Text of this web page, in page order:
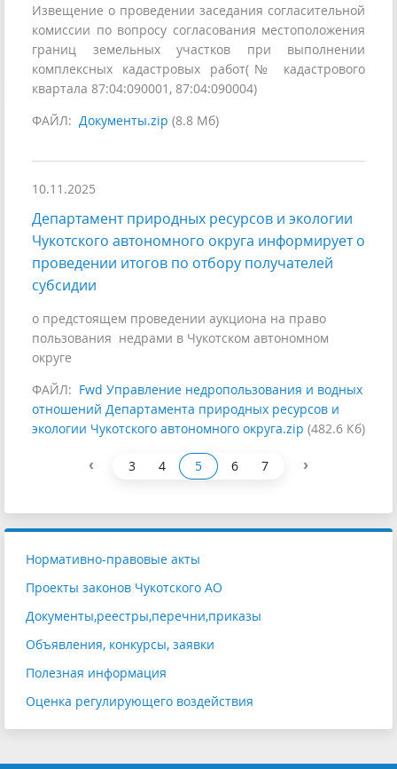
Извещение о проведении заседания согласительной
комиссии по вопросу согласования местоположения
границ земельных участков при выполнении
комплексных кадастровых работ(№ кадастрового
квартала 87:04:090001, 87:04:090004)
ФАЙЛ: Документы.zip (8.8 Мб)
10.11.2025
Департамент природных ресурсов и экологии
Чукотского автономного округа информирует о
проведении итогов по отбору получателей
субсидии
о предстоящем проведении аукциона на право
пользования недрами в Чукотском автономном
округе
ФАЙЛ: Fwd Управление недропользования и водных
отношений Департамента природных ресурсов и
экологии Чукотского автономного округа.zip (482.6 Кб)
‹ 3 4 5 6 7 ›
Нормативно-правовые акты
Проекты законов Чукотского АО
Документы,реестры,перечни,приказы
Объявления, конкурсы, заявки
Полезная информация
Оценка регулирующего воздействия